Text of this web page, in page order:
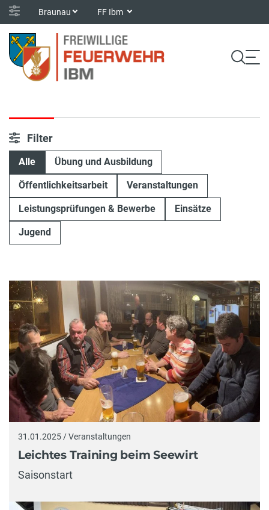
Braunau FF Ibm
Filter
Alle Übung und Ausbildung
Öffentlichkeitsarbeit Veranstaltungen
Leistungsprüfungen & Bewerbe Einsätze
Jugend
31.01.2025 / Veranstaltungen
Leichtes Training beim Seewirt
Saisonstart